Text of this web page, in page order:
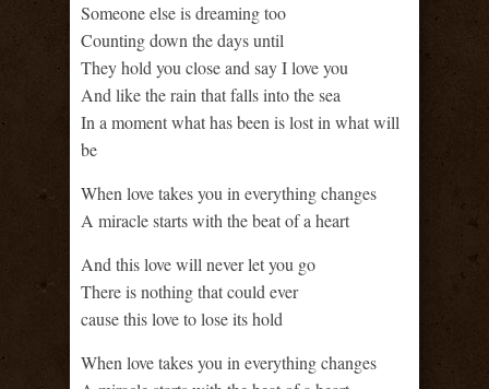
Someone else is dreaming too
Counting down the days until
They hold you close and say I love you
And like the rain that falls into the sea
In a moment what has been is lost in what will
be
When love takes you in everything changes
A miracle starts with the beat of a heart
And this love will never let you go
There is nothing that could ever
cause this love to lose its hold
When love takes you in everything changes